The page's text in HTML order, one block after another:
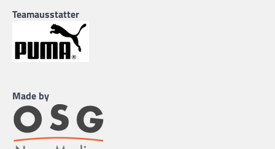
Teamausstatter
Made by